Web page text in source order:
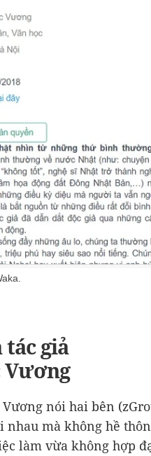
tác giả
Vương
nói hai bên
nhau mà không hề
làm vừa không hợp